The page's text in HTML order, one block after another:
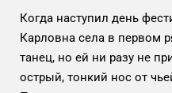
Когда наступил день
Карловна села в первом
танец, но ей ни разу не
острый, тонкий нос от